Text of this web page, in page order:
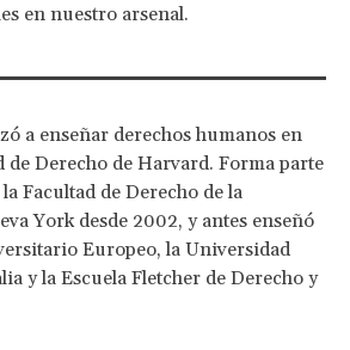
en nuestro arsenal.
a enseñar derechos humanos en
de Derecho de Harvard. Forma parte
Facultad de Derecho de la
York desde 2002, y antes enseñó
Europeo, la Universidad
y la Escuela Fletcher de Derecho y